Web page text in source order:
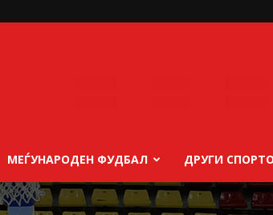
МЕЃУНАРОДЕН ФУДБАЛ ДРУГИ